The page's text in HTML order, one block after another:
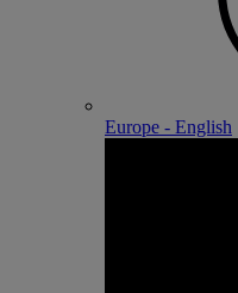
Europe - English